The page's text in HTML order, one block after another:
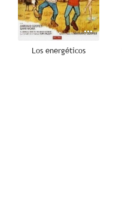
Los energéticos